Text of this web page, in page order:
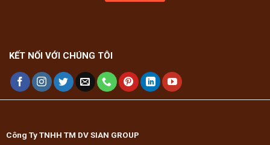
KẾT NỐI VỚI CHÚNG TÔI
Công Ty TNHH TM DV SIAN GROUP